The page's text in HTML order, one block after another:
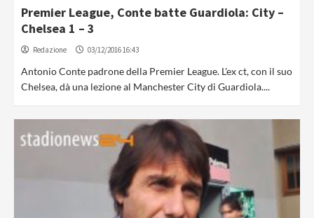
Premier League, Conte batte Guardiola: City –
Chelsea 1 – 3
Redazione 03/12/2016 16:43
Antonio Conte padrone della Premier League. L'ex ct, con il suo
Chelsea, dà una lezione al Manchester City di Guardiola....